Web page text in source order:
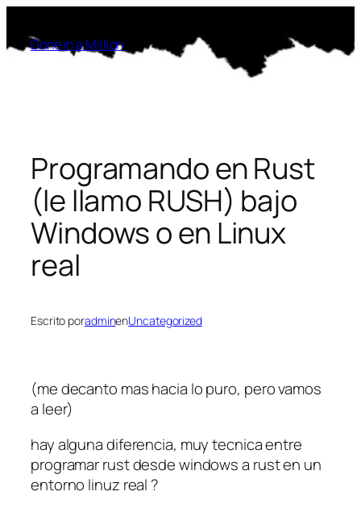
contenido
Done in a Million
Programando en Rust
(le llamo RUSH) bajo
Windows o en Linux
real
Escrito poradminenUncategorized
(me decanto mas hacia lo puro, pero vamos
a leer)
hay alguna diferencia, muy tecnica entre
programar rust desde windows a rust en un
entorno linuz real ?